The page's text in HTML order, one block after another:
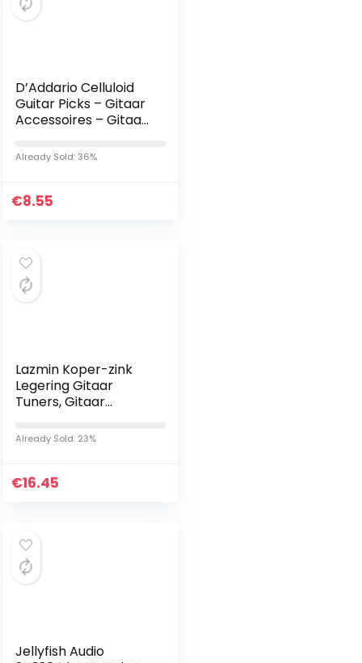
D’Addario Celluloid
Guitar Picks – Gitaar
Accessoires – Gitaar
Akoestische Gitaar,
Elektrische Gitaar…
Already Sold: 36%
€8.55
Lazmin Koper-zink
Legering Gitaar
Tuners, Gitaar
Pinnen, voor
Elektrische Gitaar
Already Sold: 23%
€16.45
Jellyfish Audio